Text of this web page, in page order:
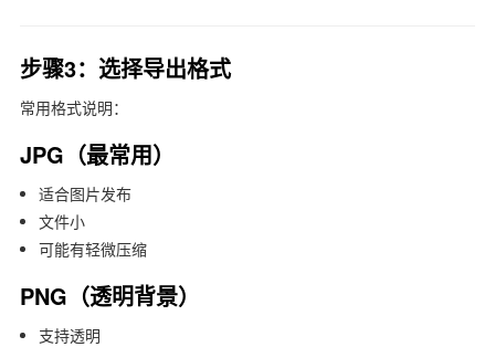
步骤3：选择导出格式
常用格式说明：
JPG（最常用）
适合图片发布
文件小
可能有轻微压缩
PNG（透明背景）
支持透明